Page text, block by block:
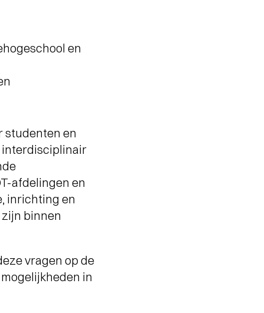
en
studenten en
interdisciplinair
afdelingen en
inrichting en
binnen
vragen op de
in